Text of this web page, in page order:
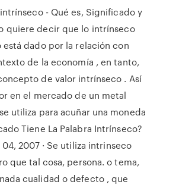
- Qué es, Significado y
quiere decir que lo intrínseco
está dado por la relación con
de la economía , en tanto,
de valor intrínseco . Así
en el mercado de un metal
utiliza para acuñar una moneda
Tiene La Palabra Intrínseco?
04, 2007 · Se utiliza intrinseco
que tal cosa, persona. o tema,
cualidad o defecto , que